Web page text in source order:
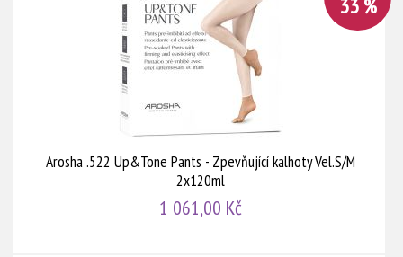
Arosha .522 Up&Tone Pants - Zpevňující kalhoty Vel.S/M
2x120ml
1 061,00 Kč
33 %